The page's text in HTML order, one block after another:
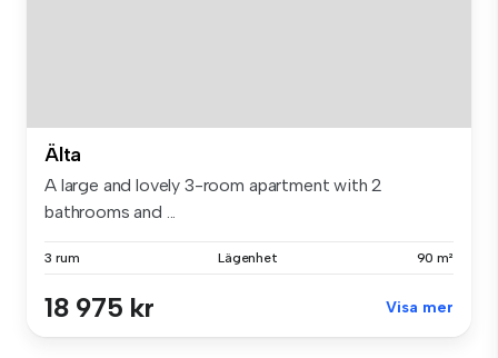
Älta
A large and lovely 3-room apartment with 2
bathrooms and ...
3 rum Lägenhet 90 m²
18 975 kr Visa mer